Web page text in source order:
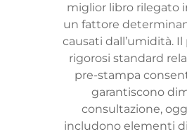
miglior libro rilegato
un fattore
causati dall’umidità.
rigorosi standard
pre-stampa
garantiscono
consultazione,
includono elementi